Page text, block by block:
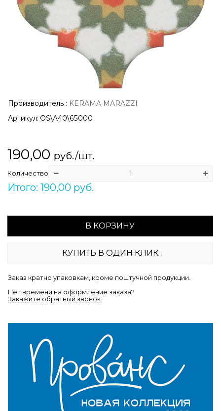
Производитель : KERAMA MARAZZI
Артикул: OS\A40\65000
190,00 руб./шт.
Количество
Итого: 190,00 руб.
В КОРЗИНУ
КУПИТЬ В ОДИН КЛИК
Заказ кратно упаковкам, кроме поштучной продукции.
Нет времени на оформление заказа?
Закажите обратный звонок